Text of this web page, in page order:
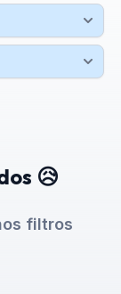
😥
filtros